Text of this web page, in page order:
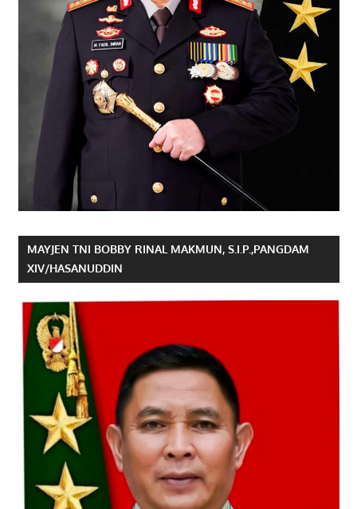
MAYJEN TNI BOBBY RINAL MAKMUN, S.I.P.,PANGDAM
XIV/HASANUDDIN